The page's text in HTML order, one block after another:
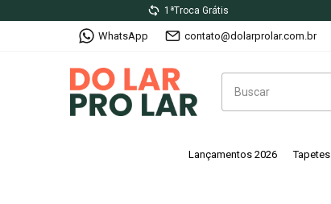
1ªTroca Grátis
WhatsApp contato@dolarprolar.com.br
Lançamentos 2026 Tapetes